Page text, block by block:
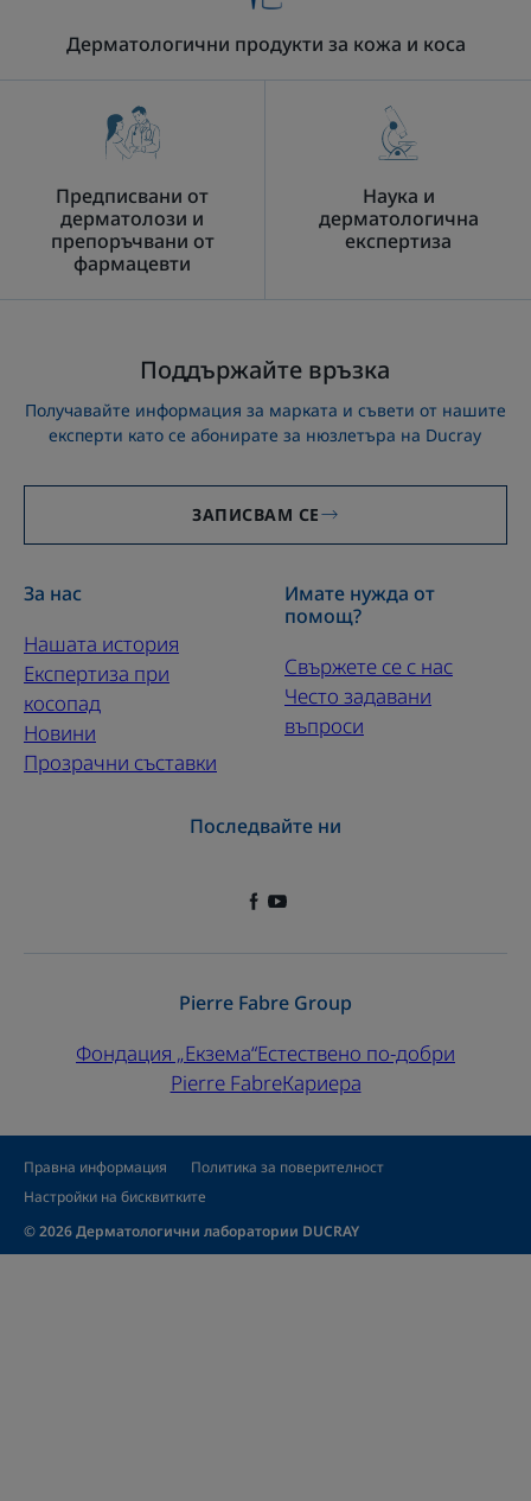
Дерматологични продукти за кожа и коса
Предписвани от
дерматолози и
препоръчвани от
фармацевти
Наука и
дерматологична
експертиза
Поддържайте връзка
Получавайте информация за марката и съвети от нашите
експерти като се абонирате за нюзлетъра на Ducray
ЗАПИСВАМ СЕ
За нас
Нашата история
Експертиза при
косопад
Новини
Прозрачни съставки
Имате нужда от
помощ?
Свържете се с нас
Често задавани
въпроси
Последвайте ни
Pierre Fabre Group
Фондация „Екзема“Естествено по-добри
Pierre FabreКариера
Правна информация
Политика за поверителност
Настройки на бисквитките
© 2026 Дерматологични лаборатории DUCRAY